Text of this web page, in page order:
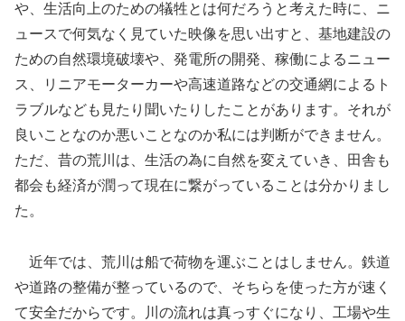
や、生活向上のための犠牲とは何だろうと考えた時に、ニ
ュースで何気なく見ていた映像を思い出すと、基地建設の
ための自然環境破壊や、発電所の開発、稼働によるニュー
ス、リニアモーターカーや高速道路などの交通網によるト
ラブルなども見たり聞いたりしたことがあります。それが
良いことなのか悪いことなのか私には判断ができません。
ただ、昔の荒川は、生活の為に自然を変えていき、田舎も
都会も経済が潤って現在に繋がっていることは分かりまし
た。
近年では、荒川は船で荷物を運ぶことはしません。鉄道
や道路の整備が整っているので、そちらを使った方が速く
て安全だからです。川の流れは真っすぐになり、工場や生